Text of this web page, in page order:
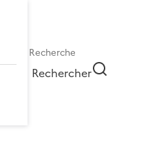
Rechercher